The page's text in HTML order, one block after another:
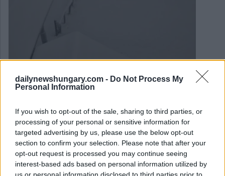
dailynewshungary.com - Do Not Process My
Personal Information
If you wish to opt-out of the sale, sharing to third parties, or
processing of your personal or sensitive information for
targeted advertising by us, please use the below opt-out
section to confirm your selection. Please note that after your
opt-out request is processed you may continue seeing
interest-based ads based on personal information utilized by
March 31, 2026
dieses kalte, winterliche Wetter in Ungarn anhalten? –
Aktuelle Vorhersage